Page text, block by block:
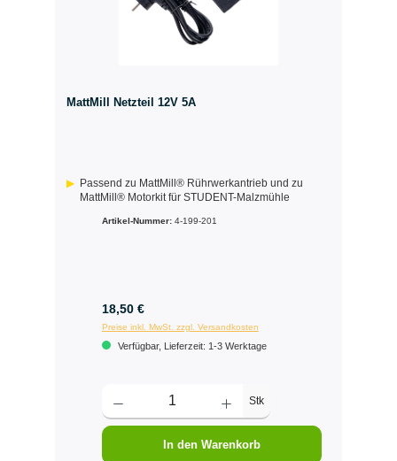
MattMill Netzteil 12V 5A
Passend zu MattMill® Rührwerkantrieb und zu
MattMill® Motorkit für STUDENT-Malzmühle
Artikel-Nummer: 4-199-201
18,50 €
Preise inkl. MwSt. zzgl. Versandkosten
Verfügbar, Lieferzeit: 1-3 Werktage
Stk
In den Warenkorb